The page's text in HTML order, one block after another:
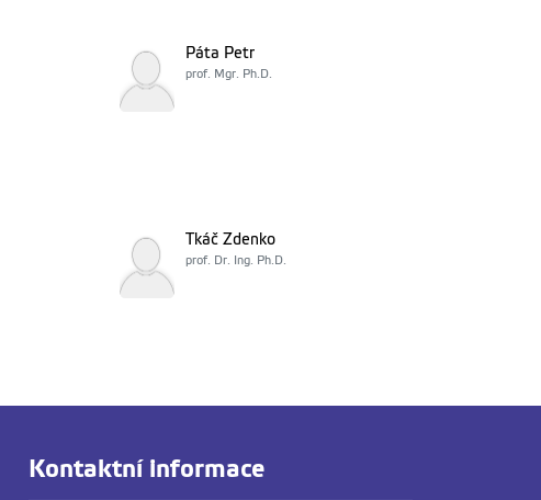
Páta Petr
prof. Mgr. Ph.D.
Tkáč Zdenko
prof. Dr. Ing. Ph.D.
Kontaktní informace